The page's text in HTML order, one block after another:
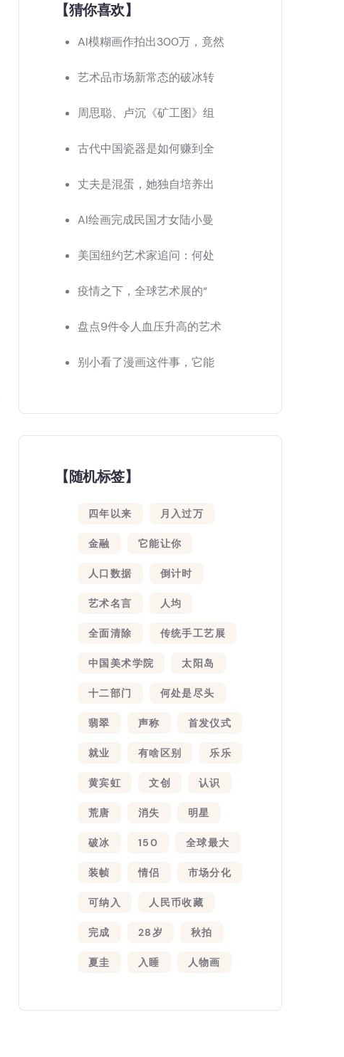
【猜你喜欢】
AI模糊画作拍出300万，竟然
艺术品市场新常态的破冰转
周思聪、卢沉《矿工图》组
古代中国瓷器是如何赚到全
丈夫是混蛋，她独自培养出
AI绘画完成民国才女陆小曼
美国纽约艺术家追问：何处
疫情之下，全球艺术展的“
盘点9件令人血压升高的艺术
别小看了漫画这件事，它能
【随机标签】
四年以来 月入过万
金融 它能让你
人口数据 倒计时
艺术名言 人均
全面清除 传统手工艺展
中国美术学院 太阳岛
十二部门 何处是尽头
翡翠 声称 首发仪式
就业 有啥区别 乐乐
黄宾虹 文创 认识
荒唐 消失 明星
破冰 150 全球最大
装帧 情侣 市场分化
可纳入 人民币收藏
完成 28岁 秋拍
夏圭 入睡 人物画